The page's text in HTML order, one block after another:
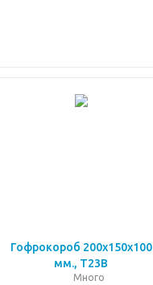
Гофрокороб 200х150х100
мм., Т23В
Много